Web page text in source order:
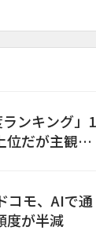
ンキング」
だが主観的
コモ、AIで通
度が半減